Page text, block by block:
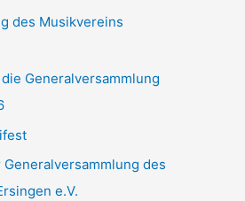
des Musikvereins
Generalversammlung
Generalversammlung des
e.V.